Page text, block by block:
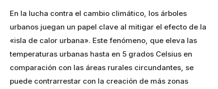
En la lucha contra el cambio climático, los árboles
urbanos juegan un papel clave al mitigar el efecto de la
«isla de calor urbana». Este fenómeno, que eleva las
temperaturas urbanas hasta en 5 grados Celsius en
comparación con las áreas rurales circundantes, se
puede contrarrestar con la creación de más zonas